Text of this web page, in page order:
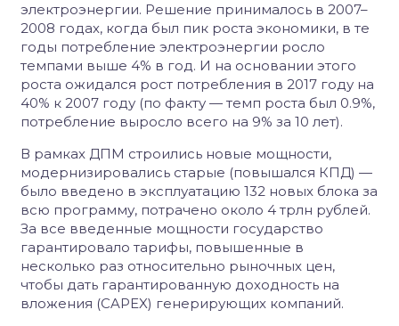
электроэнергии. Решение принималось в 2007–
2008 годах, когда был пик роста экономики, в те
годы потребление электроэнергии росло
темпами выше 4% в год. И на основании этого
роста ожидался рост потребления в 2017 году на
40% к 2007 году (по факту — темп роста был 0.9%,
потребление выросло всего на 9% за 10 лет).
В рамках ДПМ строились новые мощности,
модернизировались старые (повышался КПД) —
было введено в эксплуатацию 132 новых блока за
всю программу, потрачено около 4 трлн рублей.
За все введенные мощности государство
гарантировало тарифы, повышенные в
несколько раз относительно рыночных цен,
чтобы дать гарантированную доходность на
вложения (CAPEX) генерирующих компаний.